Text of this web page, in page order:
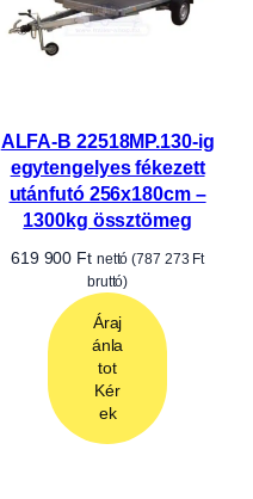
ALFA-B 22518MP.130-ig
egytengelyes fékezett
utánfutó 256x180cm –
1300kg össztömeg
619 900 Ft nettó (787 273 Ft
bruttó)
Áraj
ánla
tot
Kér
ek